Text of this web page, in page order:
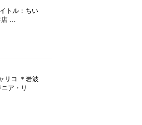
トル：ちい
店 …
リコ ＊岩波
ア・リ